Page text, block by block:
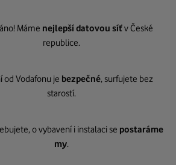
Máme nejlepší datovou síťv České
republice.
od Vodafonu je bezpečné, surfujete bez
starostí.
o vybavení i instalaci se postaráme
my.